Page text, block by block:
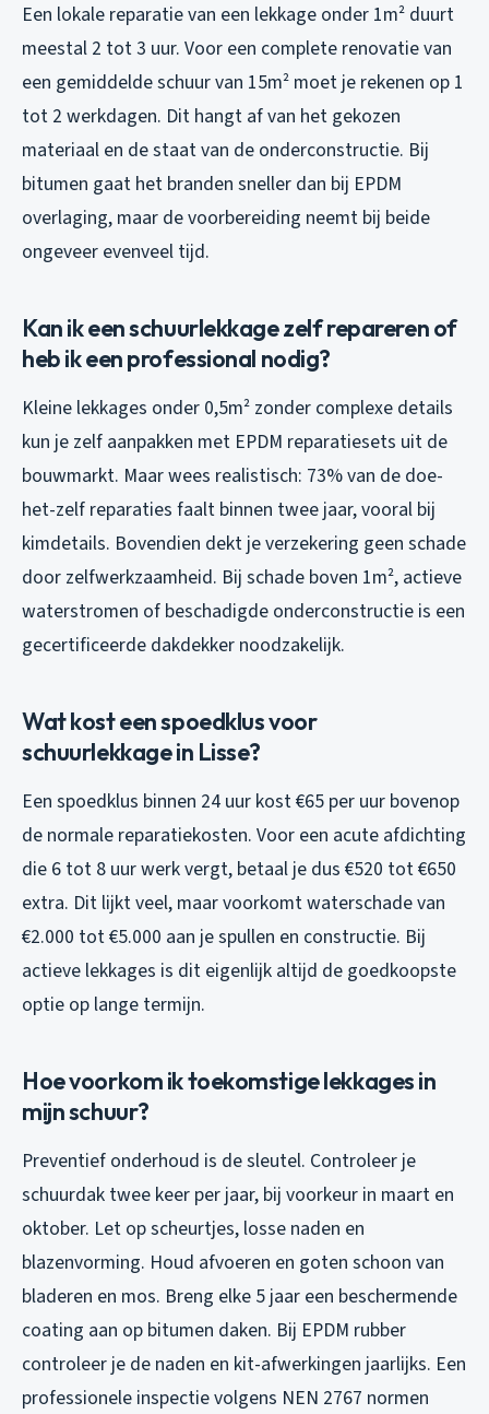
Een lokale reparatie van een lekkage onder 1m² duurt
meestal 2 tot 3 uur. Voor een complete renovatie van
een gemiddelde schuur van 15m² moet je rekenen op 1
tot 2 werkdagen. Dit hangt af van het gekozen
materiaal en de staat van de onderconstructie. Bij
bitumen gaat het branden sneller dan bij EPDM
overlaging, maar de voorbereiding neemt bij beide
ongeveer evenveel tijd.
Kan ik een schuurlekkage zelf repareren of
heb ik een professional nodig?
Kleine lekkages onder 0,5m² zonder complexe details
kun je zelf aanpakken met EPDM reparatiesets uit de
bouwmarkt. Maar wees realistisch: 73% van de doe-
het-zelf reparaties faalt binnen twee jaar, vooral bij
kimdetails. Bovendien dekt je verzekering geen schade
door zelfwerkzaamheid. Bij schade boven 1m², actieve
waterstromen of beschadigde onderconstructie is een
gecertificeerde dakdekker noodzakelijk.
Wat kost een spoedklus voor
schuurlekkage in Lisse?
Een spoedklus binnen 24 uur kost €65 per uur bovenop
de normale reparatiekosten. Voor een acute afdichting
die 6 tot 8 uur werk vergt, betaal je dus €520 tot €650
extra. Dit lijkt veel, maar voorkomt waterschade van
€2.000 tot €5.000 aan je spullen en constructie. Bij
actieve lekkages is dit eigenlijk altijd de goedkoopste
optie op lange termijn.
Hoe voorkom ik toekomstige lekkages in
mijn schuur?
Preventief onderhoud is de sleutel. Controleer je
schuurdak twee keer per jaar, bij voorkeur in maart en
oktober. Let op scheurtjes, losse naden en
blazenvorming. Houd afvoeren en goten schoon van
bladeren en mos. Breng elke 5 jaar een beschermende
coating aan op bitumen daken. Bij EPDM rubber
controleer je de naden en kit-afwerkingen jaarlijks. Een
professionele inspectie volgens NEN 2767 normen